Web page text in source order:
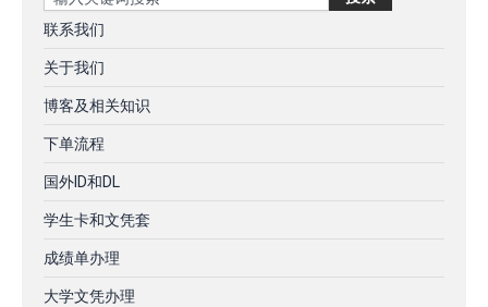
联系我们
关于我们
博客及相关知识
下单流程
国外ID和DL
学生卡和文凭套
成绩单办理
大学文凭办理